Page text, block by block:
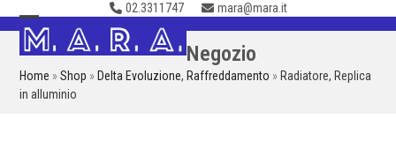
Skip
to
content
02.3311747 mara@mara.it
Open
mobile
menu
Close
mobile
menu
Negozio
Home »Shop » Delta Evoluzione, Raffreddamento » Radiatore, Replica
in alluminio